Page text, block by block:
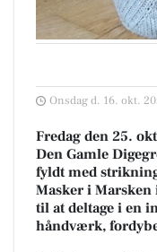
Onsdag d. 16. okt.
Fredag den 25.
Den Gamle
fyldt med
Masker i
til at deltage i en
håndværk,